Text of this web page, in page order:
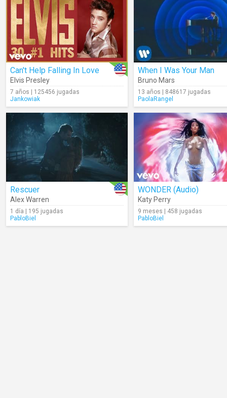
Can't Help Falling In Love
Elvis Presley
7 años | 125456 jugadas
Jankowiak
When I Was Your Man
Bruno Mars
13 años | 848617 jugadas
PaolaRangel
Rescuer
Alex Warren
1 día | 195 jugadas
PabloBiel
WONDER (Audio)
Katy Perry
9 meses | 458 jugadas
PabloBiel